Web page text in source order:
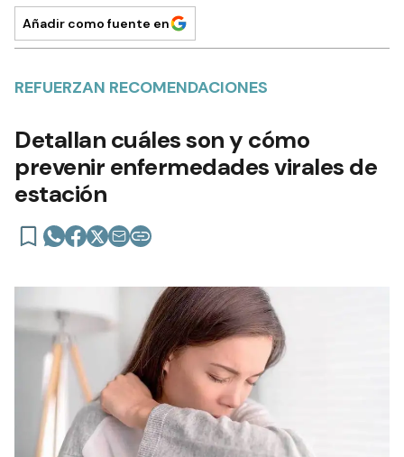
Añadir como fuente en
REFUERZAN RECOMENDACIONES
Detallan cuáles son y cómo
prevenir enfermedades virales de
estación